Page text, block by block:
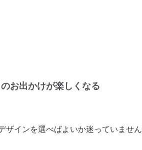
お出かけが楽しくなる
ザインを選べばよいか迷っていません